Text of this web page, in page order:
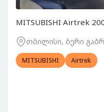
MITSUBISHI Airtrek
თბილისი, ბერი
MITSUBISHI Airtrek